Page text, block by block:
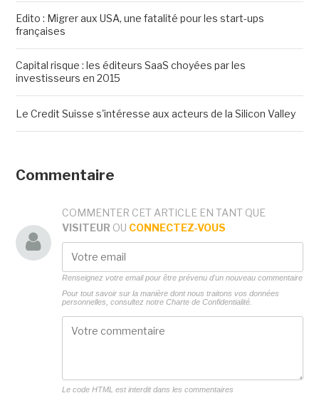
Edito : Migrer aux USA, une fatalité pour les start-ups
françaises
Capital risque : les éditeurs SaaS choyées par les
investisseurs en 2015
Le Credit Suisse s'intéresse aux acteurs de la Silicon Valley
Commentaire
COMMENTER CET ARTICLE EN TANT QUE
VISITEUR OU CONNECTEZ-VOUS
Renseignez votre email pour être prévenu d'un nouveau commentaire
Pour tout savoir sur la manière dont nous traitons vos données
personnelles, consultez notre Charte de Confidentialité.
Le code HTML est interdit dans les commentaires